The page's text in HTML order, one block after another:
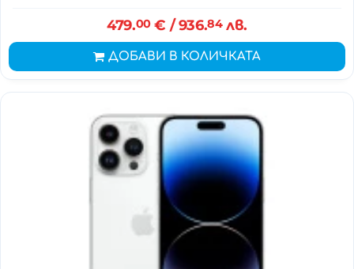
479.00€ / 936.84лв.
ДОБАВИ В КОЛИЧКАТА